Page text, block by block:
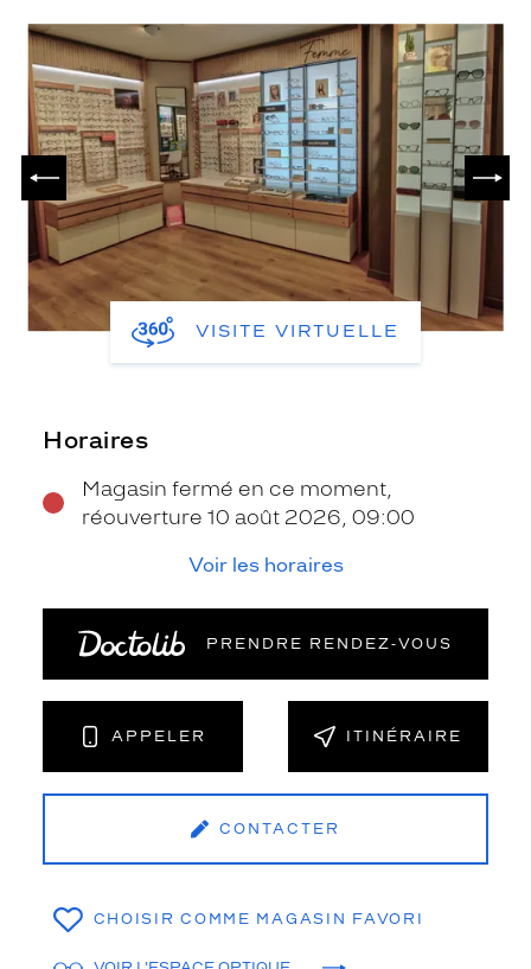
PRÉCÉDENT
VISITE VIRTUELLE
Horaires
Magasin fermé en ce moment,
réouverture 10 août 2026, 09:00
Voir les horaires
PRENDRE RENDEZ‑VOUS
APPELER ITINÉRAIRE
CONTACTER
CHOISIR COMME MAGASIN FAVORI